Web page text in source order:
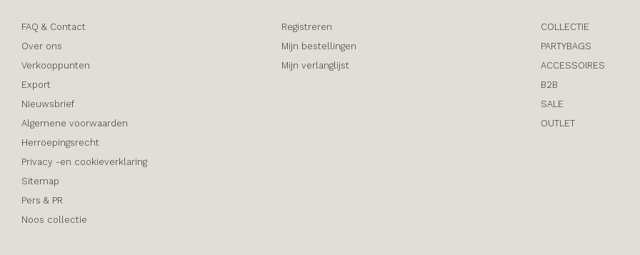
FAQ & Contact
Over ons
Verkooppunten
Export
Nieuwsbrief
Algemene voorwaarden
Herroepingsrecht
Privacy -en cookieverklaring
Sitemap
Pers & PR
Noos collectie
Registreren
Mijn bestellingen
Mijn verlanglijst
COLLECTIE
PARTYBAGS
ACCESSOIRES
B2B
SALE
OUTLET